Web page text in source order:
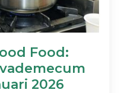
Food:
2026